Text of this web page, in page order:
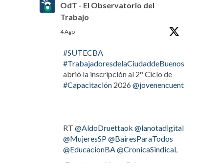
OdT - El Observatorio del
Trabajo
4 Ago
#SUTECBA
#TrabajadoresdelaCiudaddeBuenosAires
abrió la inscripción al 2° Ciclo de
#Capacitación 2026 @jovenencuentro
RT @AldoDruettaok @lanotadigital
@MujeresSP@BairesParaTodos
@EducacionBA@CronicaSindicaL
Twitter